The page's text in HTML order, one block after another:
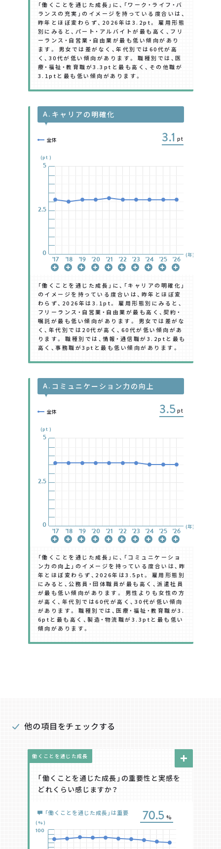
「働くことを通じた成長」に、「ワーク・ライフ・バ
ランスの充実」のイメージを持っている度合いは、
昨年とほぼ変わらず、2026年は3.2pt。 雇用形態
別にみると、パート・アルバイトが最も高く、フリ
ーランス・自営業・自由業が最も低い傾向があり
ます。 男女では差がなく、年代別では60代が高
く、30代が低い傾向があります。 職種別では、医
療・福祉・教育職が3.3ptと最も高く、その他職が
3.1ptと最も低い傾向があります。
A. キャリアの明確化
3.1 pt
全体
(年)
(pt)
'17 '18 '19 '20 '21 '22 '23 '24 '25 '26
0
2.5
5
'17 '18 '19 '20 '21 '22 '23 '24 '25 '26
0
2.5
5
'17 '18 '19 '20 '21 '22 '23 '24 '25 '26
0
2.5
5
'17 '18 '19 '20 '21 '22 '23 '24 '25 '26
0
2.5
5
'17 '18 '19 '20 '21 '22 '23 '24 '25 '26
0
2.5
5
'17 '18 '19 '20 '21 '22 '23 '24 '25 '26
0
2.5
5
'17 '18 '19 '20 '21 '22 '23 '24 '25 '26
0
2.5
5
「働くことを通じた成長」に、「キャリアの明確化」
のイメージを持っている度合いは、昨年とほぼ変
わらず、2026年は3.1pt。 雇用形態別にみると、
フリーランス・自営業・自由業が最も高く、契約・
嘱託が最も低い傾向があります。 男女では差がな
く、年代別では20代が高く、60代が低い傾向があ
ります。 職種別では、情報・通信職が3.2ptと最も
高く、事務職が3ptと最も低い傾向があります。
A. コミュニケーション力の向上
3.5 pt
全体
(年)
(pt)
'17 '18 '19 '20 '21 '22 '23 '24 '25 '26
0
2.5
5
'17 '18 '19 '20 '21 '22 '23 '24 '25 '26
0
2.5
5
'17 '18 '19 '20 '21 '22 '23 '24 '25 '26
0
2.5
5
'17 '18 '19 '20 '21 '22 '23 '24 '25 '26
0
2.5
5
'17 '18 '19 '20 '21 '22 '23 '24 '25 '26
0
2.5
5
'17 '18 '19 '20 '21 '22 '23 '24 '25 '26
0
2.5
5
'17 '18 '19 '20 '21 '22 '23 '24 '25 '26
0
2.5
5
「働くことを通じた成長」に、「コミュニケーショ
ン力の向上」のイメージを持っている度合いは、昨
年とほぼ変わらず、2026年は3.5pt。 雇用形態別
にみると、公務員・団体職員が最も高く、派遣社員
が最も低い傾向があります。 男性よりも女性の方
が高く、年代別では60代が高く、30代が低い傾向
があります。 職種別では、医療・福祉・教育職が3.
6ptと最も高く、製造・物流職が3.3ptと最も低い
傾向があります。
他の項目をチェックする
働くことを通じた成長
「働くことを通じた成長」の重要性と実感を
どれくらい感じますか？
「働くことを通じた成長」は重要 70.5 %
(%)
100 %